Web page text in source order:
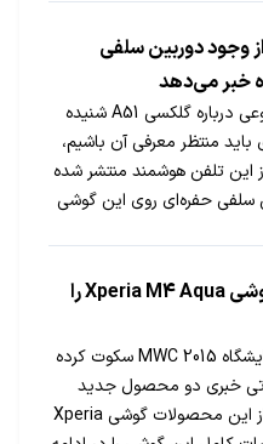
رندرهای گلکسی A51 از وجود دوربین سلفی
خبر می‌دهد
مدتی است که اخبار متنوعی درباره گلکسی A51 شنیده
منتظر معرفی آن باشیم،
از این تلفن هوشمند منتشر شده
سلفی حفره‌ای روی این گوشی
MWC 2015: سونی گوشی Xperia M4 Aqua را
جی اس ام: سونی در نمایشگاه MWC 2015 سکوت کرده
خبری دو محصول جدید
خود را معرفی کرد. یکی از این محصولات گوشی Xperia